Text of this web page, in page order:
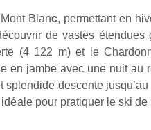
Blanc, permettant en
de vastes
(4 122 m) et le
en jambe avec une nuit au
descente
pour pratiquer le ski